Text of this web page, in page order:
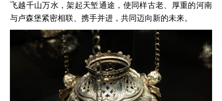
飞越千山万水，架起天堑通途，使同样古老、厚重的河南
与卢森堡紧密相联、携手并进，共同迈向新的未来。